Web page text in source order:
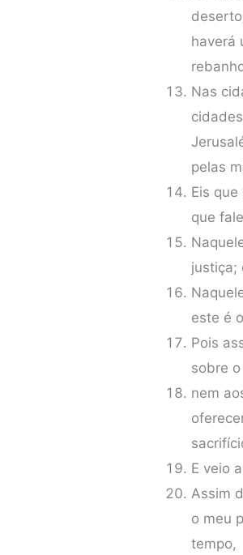
haverá
Nas
pelas
Eis
que
justiça;
este é
Pois
sobre
nem
E veio
Assim
o meu
tempo,